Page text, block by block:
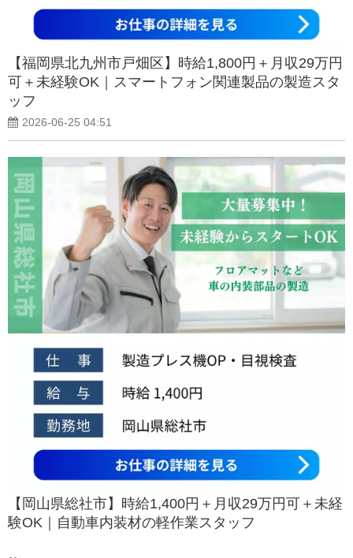
【福岡県北九州市戸畑区】時給1,800円＋月収29万円
可＋未経験OK｜スマートフォン関連製品の製造スタ
ッフ
2026-06-25 04:51
【岡山県総社市】時給1,400円＋月収29万円可＋未経
験OK｜自動車内装材の軽作業スタッフ